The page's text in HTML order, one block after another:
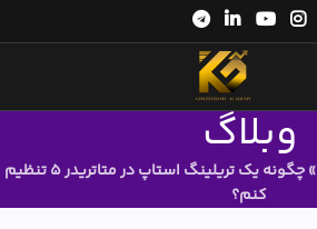
وبلاگ
»
چگونه یک تریلینگ استاپ در متاتریدر 5 تنظیم
کنم؟